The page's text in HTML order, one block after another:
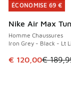
ÉCONOMISE 69 €
Nike Air Max
Homme Chaussures
Iron Grey - Black - Lt
Cet article est
€ 120,00€
ÉCONOMISE 69 €